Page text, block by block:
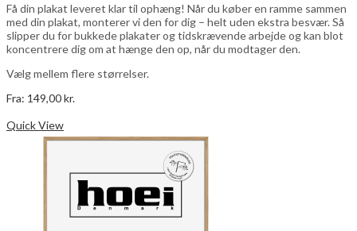
Få din plakat leveret klar til ophæng! Når du køber en ramme sammen
med din plakat, monterer vi den for dig – helt uden ekstra besvær. Så
slipper du for bukkede plakater og tidskrævende arbejde og kan blot
koncentrere dig om at hænge den op, når du modtager den.
Vælg mellem flere størrelser.
Fra: 149,00kr.
har
Mulighederne
kan
vælges
på
Quick View